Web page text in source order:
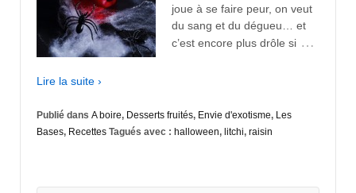
joue à se faire peur, on veut
du sang et du dégueu… et
c’est encore plus drôle si …
Lire la suite ›
Publié dans A boire, Desserts fruités, Envie d'exotisme, Les
Bases, Recettes Tagués avec : halloween, litchi, raisin